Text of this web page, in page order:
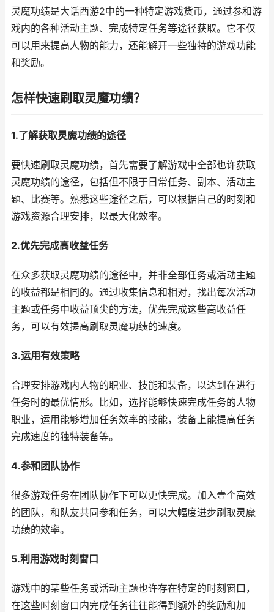
灵魔功绩是大话西游2中的一种特定游戏货币，通过参和游
戏内的各种活动主题、完成特定任务等途径获取。它不仅
可以用来提高人物的能力，还能解开一些独特的游戏功能
和奖励。
怎样快速刷取灵魔功绩？
1.了解获取灵魔功绩的途径
要快速刷取灵魔功绩，首先需要了解游戏中全部也许获取
灵魔功绩的途径，包括但不限于日常任务、副本、活动主
题、比赛等。熟悉这些途径之后，可以根据自己的时刻和
游戏资源合理安排，以最大化效率。
2.优先完成高收益任务
在众多获取灵魔功绩的途径中，并非全部任务或活动主题
的收益都是相同的。通过收集信息和相对，找出每次活动
主题或任务中收益顶尖的方法，优先完成这些高收益任
务，可以有效提高刷取灵魔功绩的速度。
3.运用有效策略
合理安排游戏内人物的职业、技能和装备，以达到在进行
任务时的最优情形。比如，选择能够快速完成任务的人物
职业，运用能够增加任务效率的技能，装备上能提高任务
完成速度的独特装备等。
4.参和团队协作
很多游戏任务在团队协作下可以更快完成。加入壹个高效
的团队，和队友共同参和任务，可以大幅度进步刷取灵魔
功绩的效率。
5.利用游戏时刻窗口
游戏中的某些任务或活动主题也许存在特定的时刻窗口，
在这些时刻窗口内完成任务往往能得到额外的奖励和加